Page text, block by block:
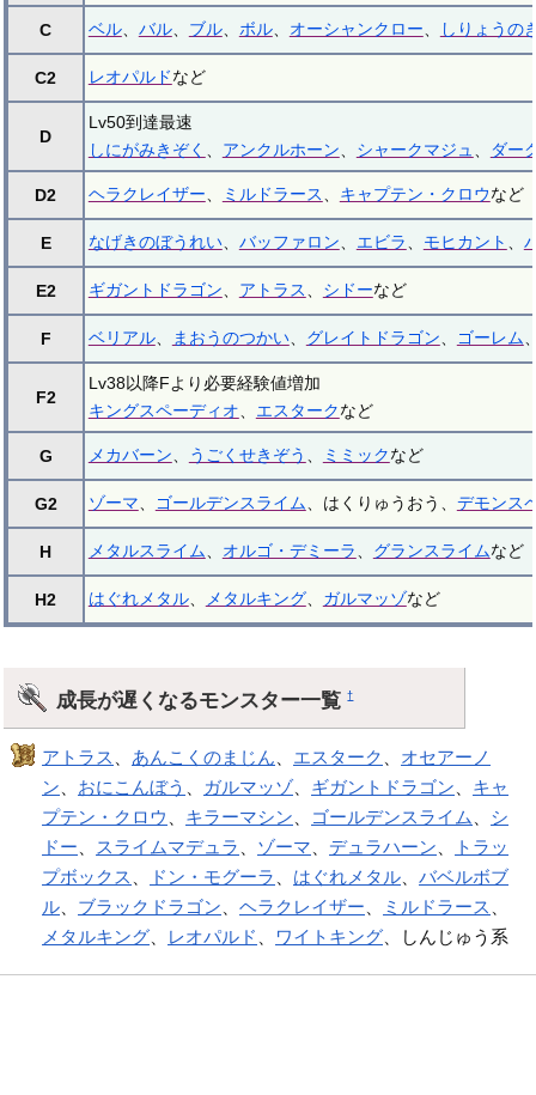
C ベル、 バル、 ブル、 ボル、 オーシャンクロー しりょうの
C2 レオパルドなど
D
Lv50到達最速
しにがみきぞく
アンクルホーン シャークマジュ ダー
D2 ヘラクレイザー ミルドラース キャプテン・クロウなど
E なげきのぼうれい、 バッファロン エビラ モヒカント
E2 ギガントドラゴン アトラス シドーなど
F ベリアル、 まおうのつかい、 グレイトドラゴン ゴーレム
F2
Lv38以降Fより必要経験値増加
キングスペーディオ
エスタークなど
G メカバーン うごくせきぞう ミミックなど
G2 ゾーマ ゴールデンスライム 、はくりゅうおう、 デモンス
H メタルスライム オルゴ・デミーラ グランスライムなど
H2 はぐれメタル、 メタルキング、 ガルマッゾなど
成長が遅くなるモンスター一覧†
アトラス あんこくのまじん エスターク
オセアーノ
ン
おにこんぼう ガルマッゾ ギガントドラゴン
キャ
プテン・クロウ
キラーマシン ゴールデンスライム
シ
ドー
スライムマデュラ ゾーマ デュラハーン
トラッ
プボックス
ドン・モグーラ はぐれメタル 、バベルボブ
ル
ブラックドラゴン 、ヘラクレイザー ミルドラース
メタルキング
レオパルド ワイトキング 、しんじゅう系